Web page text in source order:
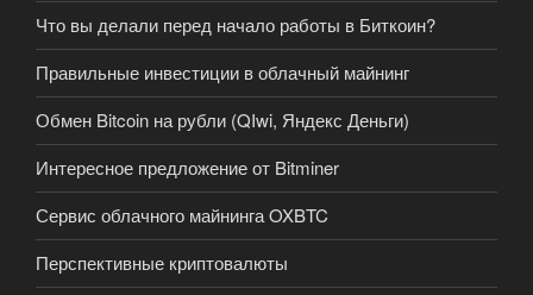
Что вы делали перед начало работы в Биткоин?
Правильные инвестиции в облачный майнинг
Обмен Bitcoin на рубли (QIwi, Яндекс Деньги)
Интересное предложение от Bitminer
Сервис облачного майнинга OXBTC
Перспективные криптовалюты